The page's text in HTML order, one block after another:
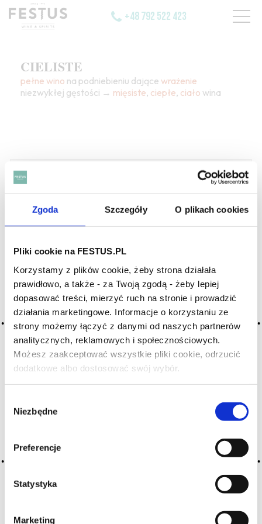
Zgoda Szczegóły O plikach cookies
Pliki cookie na FESTUS.PL
Korzystamy z plików cookie, żeby strona działała
prawidłowo, a także - za Twoją zgodą - żeby lepiej
dopasować treści, mierzyć ruch na stronie i prowadzić
działania marketingowe. Informacje o korzystaniu ze
strony możemy łączyć z danymi od naszych partnerów
analitycznych, reklamowych i społecznościowych.
Możesz zaakceptować wszystkie pliki cookie, odrzucić
dodatkowe albo dostosować swój wybór.
zgody
Niezbędne
Preferencje
Statystyka
Marketing
Czy masz ukończone 18 lat?
+48 792 522 423
CIELISTE
pełne wino na podniebieniu dające wrażenie
niezwykłej gęstości → mięsiste, ciepłe, ciało wina
SZUKAJ W SŁOWNIKU
HASŁA ALFABETYCZNIE:
A B C-Ć D E F G
H I J K L-Ł M N
O-Ó P Q R S-Ś T
U V W X-Y
Z-Ź-Ż
Cały czas pracujemy nad wprowadzaniem do
słownika nowych haseł. Jeśli jakis termin stwarza
-proszę nas o tym poinformować